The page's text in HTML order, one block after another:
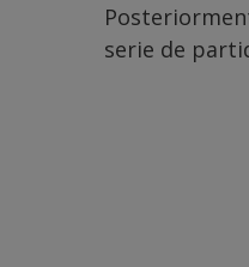
serie de